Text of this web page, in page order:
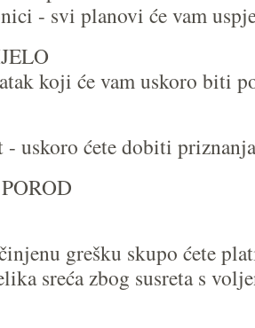
- svi planovi će vam
koji će vam uskoro biti
uskoro ćete dobiti
grešku skupo ćete
sreća zbog susreta s